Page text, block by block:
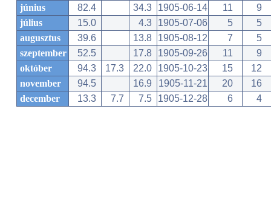
június
82.4 34.3 1905-06-14 11
9
július
15.0 4.3 1905-07-06 5
5
augusztus
39.6 13.8 1905-08-12 7
5
szeptember
52.5 17.8 1905-09-26 11
9
október
94.3 17.3 22.0 1905-10-23 15
12
november
94.5 16.9 1905-11-21 20
16
december
13.3 7.7 7.5 1905-12-28 6 4